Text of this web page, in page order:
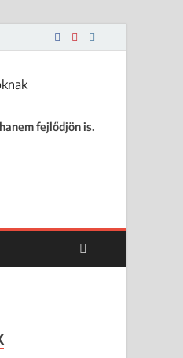
fejlődjön is.